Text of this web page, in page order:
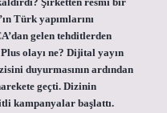
Şirketten resmi bir
Türk yapımlarını
gelen tehditlerden
olayı ne? Dijital yayın
duyurmasının ardından
geçti. Dizinin
kampanyalar başlattı.